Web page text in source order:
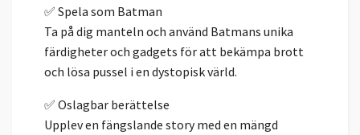
✅ Spela som Batman
Ta på dig manteln och använd Batmans unika
färdigheter och gadgets för att bekämpa brott
och lösa pussel i en dystopisk värld.
✅ Oslagbar berättelse
Upplev en fängslande story med en mängd